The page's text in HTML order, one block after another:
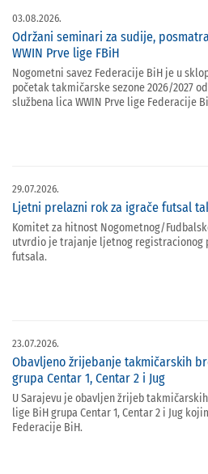
03.08.2026.
Održani seminari za sudije,
WWIN Prve lige FBiH
Nogometni savez Federacije BiH je u
početak takmičarske sezone 2026/2027
službena lica WWIN Prve lige Federacije
29.07.2026.
Ljetni prelazni rok za igrače futsal
Komitet za hitnost Nogometnog/
utvrdio je trajanje ljetnog registracionog
futsala.
23.07.2026.
Obavljeno žrijebanje takmičarskih
grupa Centar 1, Centar 2 i Jug
U Sarajevu je obavljen žrijeb
lige BiH grupa Centar 1, Centar 2 i Jug
Federacije BiH.